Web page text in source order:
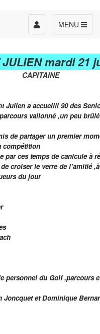
MENU
Toggle
navigation
JULIEN mardi 21
CAPITAINE
Julien a accueilli 90 des
vallonné ,un peu
de partager un premier
compétition
par ces temps de canicule à
croiser le verre de l’amitié
du jour
personnel du Golf ,parcours
Joncquet et Dominique